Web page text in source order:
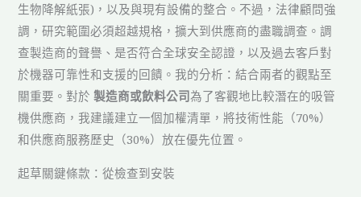
生物降解紙張)，以及與現有設備的整合。不過，法律顧問強
調，研究範圍必須超越規格，擴大到供應商的盡職調查。調
查製造商的聲譽、是否符合全球安全認證，以及過去客戶對
於機器可靠性和支援的回饋。我的分析：結合兩者的觀點至
關重要。對於製造商或飲料公司為了客觀地比較潛在的吸管
機供應商，我建議建立一個加權清單，將技術性能（70%）
和供應商服務歷史（30%）放在優先位置。
起草關鍵條款：從檢查到安裝